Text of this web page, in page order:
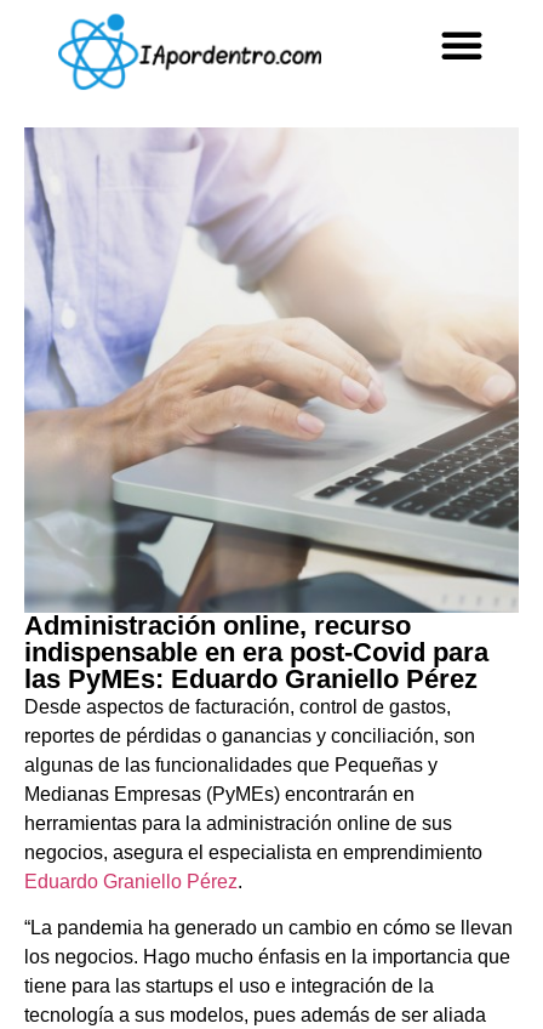
Administración online, recurso
indispensable en era post-Covid para
las PyMEs: Eduardo Graniello Pérez
Desde aspectos de facturación, control de gastos,
reportes de pérdidas o ganancias y conciliación, son
algunas de las funcionalidades que Pequeñas y
Medianas Empresas (PyMEs) encontrarán en
herramientas para la administración online de sus
negocios, asegura el especialista en emprendimiento
Eduardo Graniello Pérez.
“La pandemia ha generado un cambio en cómo se llevan
los negocios. Hago mucho énfasis en la importancia que
tiene para las startups el uso e integración de la
tecnología a sus modelos, pues además de ser aliada